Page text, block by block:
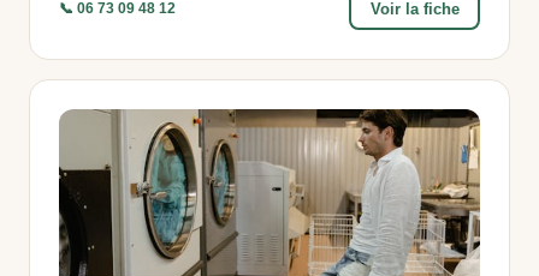
📞 06 73 09 48 12 Voir la fiche